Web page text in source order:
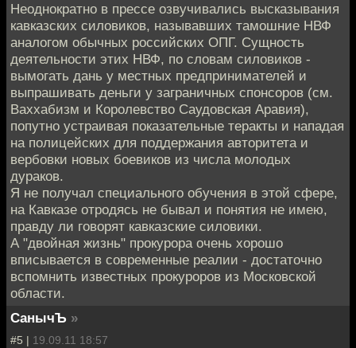
Неоднократно в прессе озвучивались высказывания
кавказских силовиков, называвших тамошние НВФ
аналогом обычных российских ОПГ. Сущность
деятельности этих НВФ, по словам силовиков -
вымогать дань у местных предпринимателей и
выпрашивать деньги у заграничных спонсоров (см.
Ваххабизм и Королевство Саудовская Аравия),
попутно устраивая показательные теракты и нападая
на полицейских для поддержания авторитета и
вербовки новых боевиков из числа молодых
дураков.
Я не получал специального обучения в этой сфере,
на Кавказе отродясь не бывал и понятия не имею,
правду ли говорят кавказские силовики.
А "двойная жизнь" прокурора очень хорошо
вписывается в современные реалии - достаточно
вспомнить известных прокуроров из Московской
области.
СанычЪ »
#5 | 19.09.11 18:57